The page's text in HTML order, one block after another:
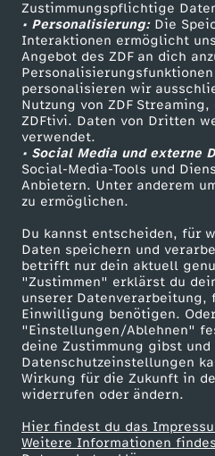
Zustimmungspflichtige
• Personalisierung:Die
Interaktionen ermöglicht
Angebot des ZDF an dich
personalisieren wir
Nutzung von ZDF Streaming,
ZDFtivi. Daten von Dritten
verwendet.
• Social Media und externe
Social-Media-Tools und
Anbietern. Unter anderem
zu ermöglichen.
Du kannst entscheiden, für
Daten speichern und
betrifft nur dein aktuell
"Zustimmen" erklärst du
unserer Datenverarbeitung,
Einwilligung benötigen.
"Einstellungen/Ablehnen"
deine Zustimmung gibst
Datenschutzeinstellungen
Wirkung für die Zukunft in
widerrufen oder ändern.
Hier findest du das
Weitere Informationen
h
D
e
u
t
s
c
h
l
a
Livestreams
Sendungen A-Z
TV-Programm
ZDF Unternehmen
Karriere
ZDF goes Schule
Werbefernsehen
Mainzelmännchen
Partner